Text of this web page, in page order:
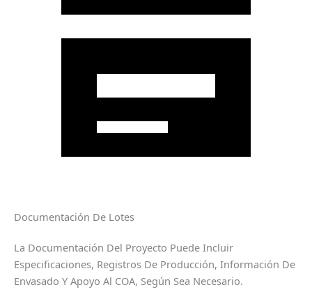
Documentación De Lotes
La Documentación Del Proyecto Puede Incluir
Especificaciones, Registros De Producción, Información De
Envasado Y Apoyo Al COA, Según Sea Necesario.